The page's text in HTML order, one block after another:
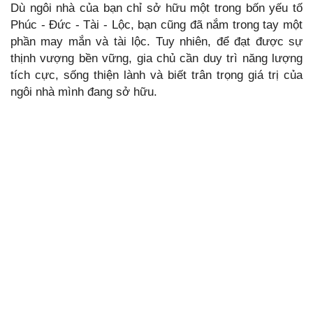
Dù ngôi nhà của bạn chỉ sở hữu một trong bốn yếu tố
Phúc - Đức - Tài - Lộc, bạn cũng đã nắm trong tay một
phần may mắn và tài lộc. Tuy nhiên, để đạt được sự
thịnh vượng bền vững, gia chủ cần duy trì năng lượng
tích cực, sống thiện lành và biết trân trọng giá trị của
ngôi nhà mình đang sở hữu.